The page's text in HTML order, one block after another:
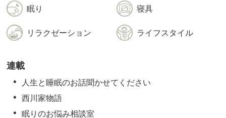
眠り
寝具
リラクゼーション ライフスタイル
連載
人生と睡眠のお話聞かせてください
西川家物語
眠りのお悩み相談室